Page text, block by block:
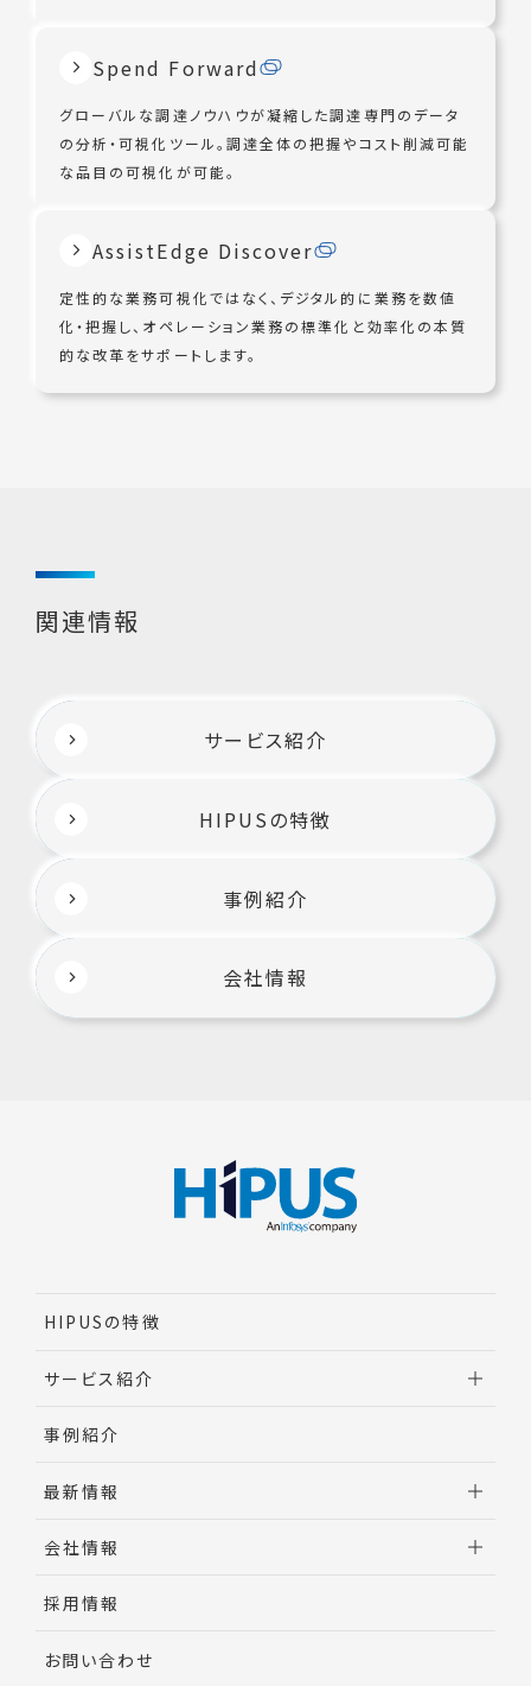
Spend Forward
グローバルな調達ノウハウが凝縮した調達専門のデータ
の分析・可視化ツール。調達全体の把握やコスト削減可能
な品目の可視化が可能。
AssistEdge Discover
定性的な業務可視化ではなく、デジタル的に業務を数値
化・把握し、オペレーション業務の標準化と効率化の本質
的な改革をサポートします。
関連情報
サービス紹介
HIPUSの特徴
事例紹介
会社情報
HIPUSの特徴
サービス紹介
調達業務改革実行支援
調達AI・DX
事例紹介
最新情報
お知らせ
会社情報
メッセージ
会社概要
採用情報
お問い合わせ